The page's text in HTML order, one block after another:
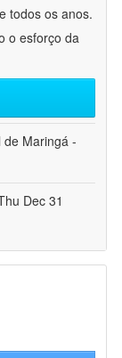
todos os anos.
o esforço da
de Maringá -
Dec 31